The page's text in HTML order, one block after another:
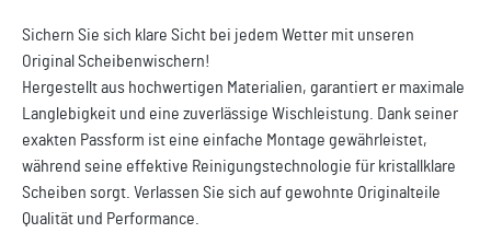
Sichern Sie sich klare Sicht bei jedem Wetter mit unseren
Original Scheibenwischern!
Hergestellt aus hochwertigen Materialien, garantiert er maximale
Langlebigkeit und eine zuverlässige Wischleistung. Dank seiner
exakten Passform ist eine einfache Montage gewährleistet,
während seine effektive Reinigungstechnologie für kristallklare
Scheiben sorgt. Verlassen Sie sich auf gewohnte Originalteile
Qualität und Performance.